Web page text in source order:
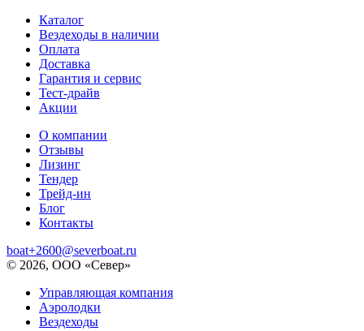
Каталог
Вездеходы в наличии
Оплата
Доставка
Гарантия и сервис
Тест-драйв
Акции
О компании
Отзывы
Лизинг
Тендер
Трейд-ин
Блог
Контакты
boat+2600@severboat.ru
© 2026, ООО «Север»
Управляющая компания
Аэролодки
Вездеходы